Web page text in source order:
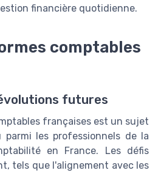
financière quotidienne.
comptables
futures
françaises est un sujet
les professionnels de la
en France. Les défis
tels que l'alignement avec les